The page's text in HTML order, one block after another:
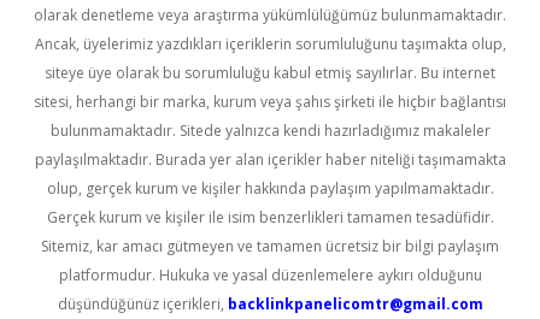
olarak denetleme veya araştırma yükümlülüğümüz bulunmamaktadır.
Ancak, üyelerimiz yazdıkları içeriklerin sorumluluğunu taşımakta olup,
siteye üye olarak bu sorumluluğu kabul etmiş sayılırlar. Bu internet
sitesi, herhangi bir marka, kurum veya şahıs şirketi ile hiçbir bağlantısı
bulunmamaktadır. Sitede yalnızca kendi hazırladığımız makaleler
paylaşılmaktadır. Burada yer alan içerikler haber niteliği taşımamakta
olup, gerçek kurum ve kişiler hakkında paylaşım yapılmamaktadır.
Gerçek kurum ve kişiler ile isim benzerlikleri tamamen tesadüfidir.
Sitemiz, kar amacı gütmeyen ve tamamen ücretsiz bir bilgi paylaşım
platformudur. Hukuka ve yasal düzenlemelere aykırı olduğunu
düşündüğünüz içerikleri, backlinkpanelicomtr@gmail.com